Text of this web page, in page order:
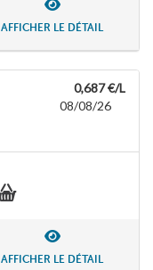
AFFICHER LE DÉTAIL
0,687 €/L
08/08/26
AFFICHER LE DÉTAIL